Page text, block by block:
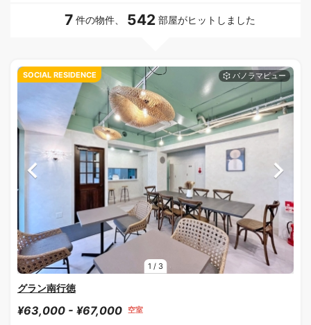
7 件の物件、 542 部屋がヒットしました
1 / 3
SOCIAL RESIDENCE
グラン南行徳
¥63,000 - ¥67,000 空室